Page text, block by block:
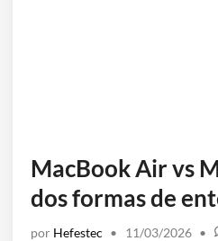
MacBook Air vs
dos formas de
por Hefestec • 11/03/2026 •